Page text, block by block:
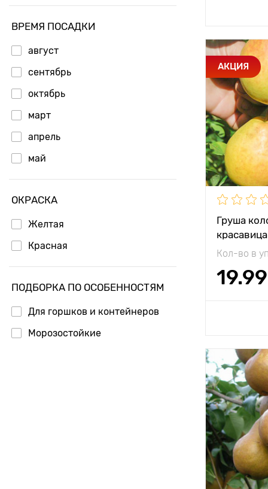
ВРЕМЯ ПОСАДКИ
август
сентябрь
октябрь
март
апрель
май
ОКРАСКА
Желтая
Красная
ПОДБОРКА ПО ОСОБЕННОСТЯМ
Для горшков и контейнеров
Морозостойкие
АКЦИЯ
Груша
красавица
Кол-во в
19.99
Высота
Растояние
растениями
Урожайность
Вес плода
Высота
Растояние
растениями